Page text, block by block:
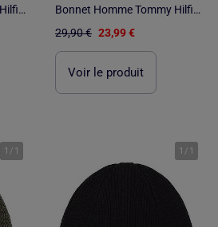
Bonnet Homme Tommy Hilfiger
Bonnet Homme Tommy Hilfiger
29,90 € 23,99 €
Voir le produit
1 / 1 1 / 1